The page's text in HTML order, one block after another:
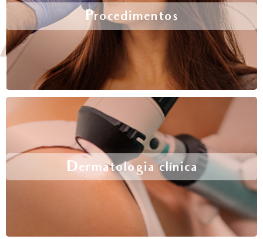
Procedimentos
Dermatologia clínica